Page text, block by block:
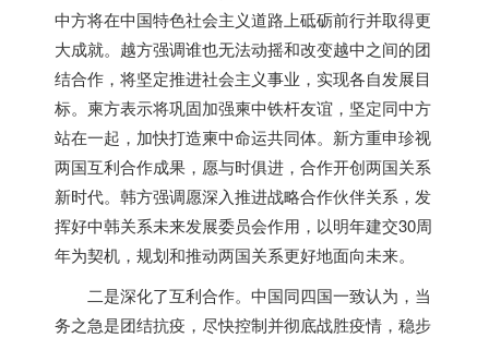
中方将在中国特色社会主义道路上砥砺前行并取得更
大成就。越方强调谁也无法动摇和改变越中之间的团
结合作，将坚定推进社会主义事业，实现各自发展目
标。柬方表示将巩固加强柬中铁杆友谊，坚定同中方
站在一起，加快打造柬中命运共同体。新方重申珍视
两国互利合作成果，愿与时俱进，合作开创两国关系
新时代。韩方强调愿深入推进战略合作伙伴关系，发
挥好中韩关系未来发展委员会作用，以明年建交30周
年为契机，规划和推动两国关系更好地面向未来。
二是深化了互利合作。中国同四国一致认为，当
务之急是团结抗疫，尽快控制并彻底战胜疫情，稳步